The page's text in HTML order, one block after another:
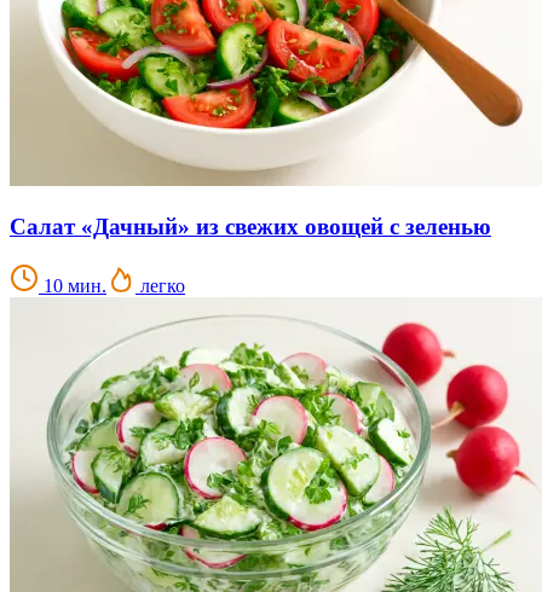
Салат «Дачный» из свежих овощей с зеленью
10 мин. легко